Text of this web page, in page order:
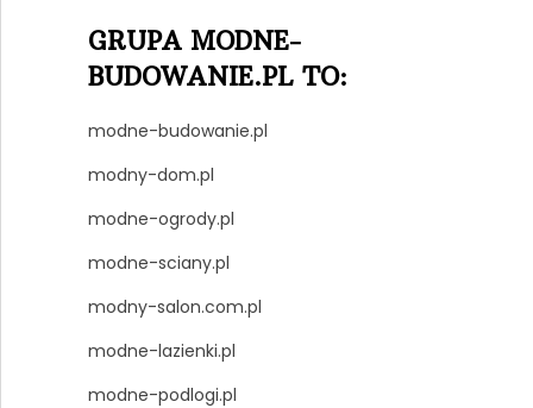
GRUPA MODNE-
BUDOWANIE.PL TO:
modne-budowanie.pl
modny-dom.pl
modne-ogrody.pl
modne-sciany.pl
modny-salon.com.pl
modne-lazienki.pl
modne-podlogi.pl